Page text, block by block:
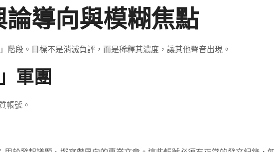
導向與模糊焦點
階段。目標不是消滅負評，而是稀釋其濃度，讓其他聲音出現。
軍團
帳號。